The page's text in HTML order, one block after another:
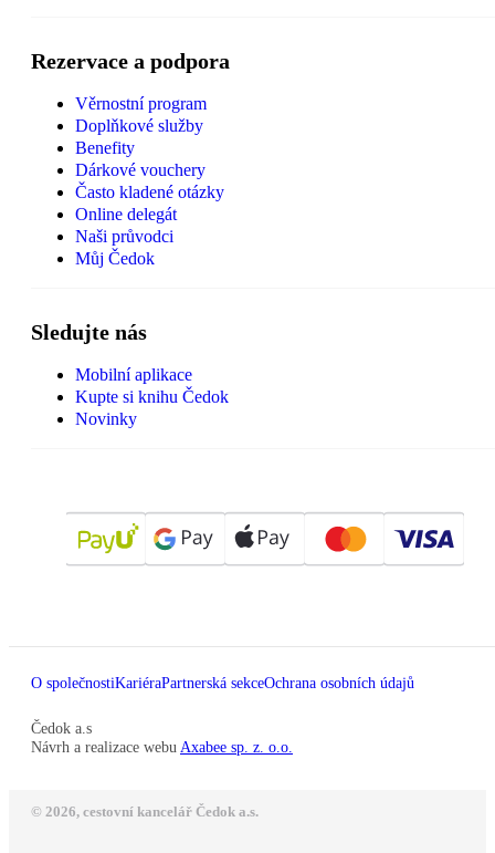
Rezervace a podpora
Věrnostní program
Doplňkové služby
Benefity
Dárkové vouchery
Často kladené otázky
Online delegát
Naši průvodci
Můj Čedok
Sledujte nás
Mobilní aplikace
Kupte si knihu Čedok
Novinky
O společnostiKariéraPartnerská sekceOchrana osobních údajů
Čedok a.s
Návrh a realizace webu Axabee sp. z. o.o.
© 2026, cestovní kancelář Čedok a.s.